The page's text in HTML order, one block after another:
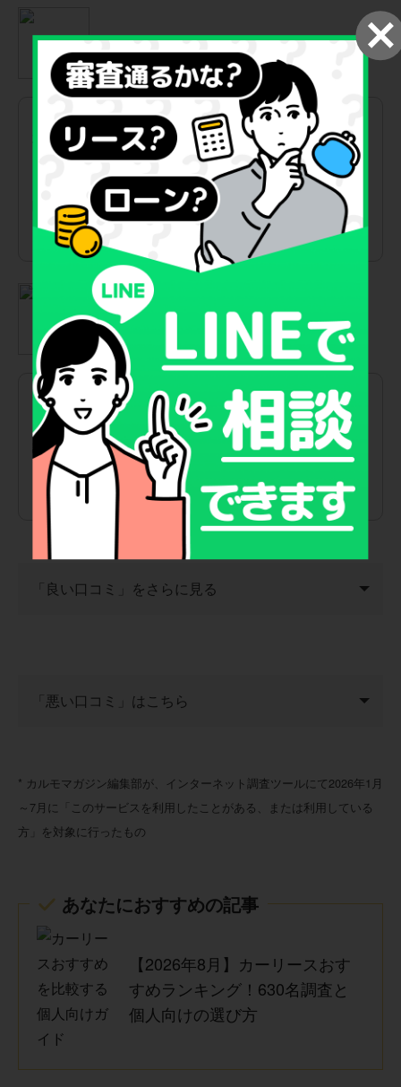
30代 女性
スマカラを利用して良かったと感じたのは まとまった頭金を用
意しなくても新車に乗れたことです。税金や車検などの費用が
月額に含まれているので大きな出費が発生しにくく家計の見通
またプランの説明が分かりやすくこちらの予算や希望を丁寧に
聞いたうえで提案してもらえたので車にあまり詳しくない自分
でも安心して契約できました。維持費をシンプルにしたい人に
は検討しやすいサービスだと感じました。
20代 女性
初期費用を大きく抑えながら新車に乗れたことです。子どもが
いるため急な出費を減らしたかったのですが、毎月定額で管理
しやすく、税金や車検の負担感も少なく感じました。契約時の
説明も比較的わかりやすく、納車までの流れもスムーズでし
た。
ミニバンのような価格が高めの車でも利用しやすい点は、カー
リースならではのメリットだと思います。
「良い口コミ」をさらに見る
れている点が一番のメリットでした。急な出費を心配する
必要がなく、家計管理がとても楽になりました。
契約時の説明も比較的分かりやすく、オンラインで見積も
りを確認できたのも便利でした。納車までの流れもスムー
30代 女性
税金や車検、自賠責保険が月額定額に含まれている点がと
大きな出費を気にせずに生活費を管理できました。さらに
「悪い口コミ」はこちら
20代 男性
キズやへこみ、室内の汚れ、あるいは規定の走行距離をオ
ーバーしていると、最終的に追加の精算費用を請求される
ないため、日頃から運転や駐車にはかなり気を遣います
し、タバコやペットの同乗なども自由にできない縛りがあ
ります。本当に自分の部屋のようにガシガシ使い倒したい
人や、運転にあまり自信がなくて擦ってしまうのが怖い人
は、保証内容を事前によく確認した方が良いです。
* カルモマガジン編集部が、インターネット調査ツールにて2026年1月
～7月に「このサービスを利用したことがある、または利用している
方」を対象に行ったもの
あなたにおすすめの記事
【2026年8月】カーリースおす
すめランキング！630名調査と
個人向けの選び方